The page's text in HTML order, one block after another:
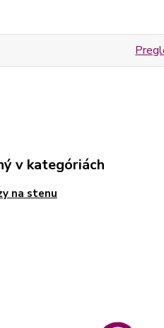
v kategóriách
na stenu